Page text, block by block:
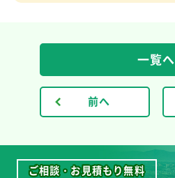
前へ
一覧へ
ご相談・お見積もり無料